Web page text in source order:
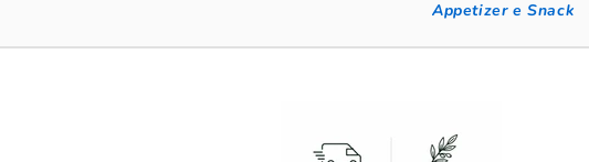
Appetizer e Snack